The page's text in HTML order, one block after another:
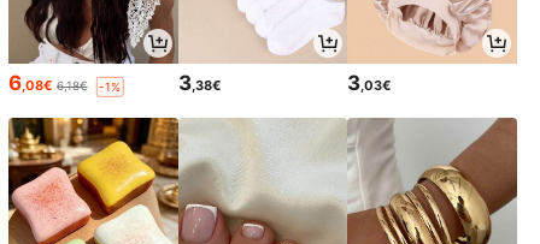
6,08€ 6,18€ -1% 3,38€ 3,03€